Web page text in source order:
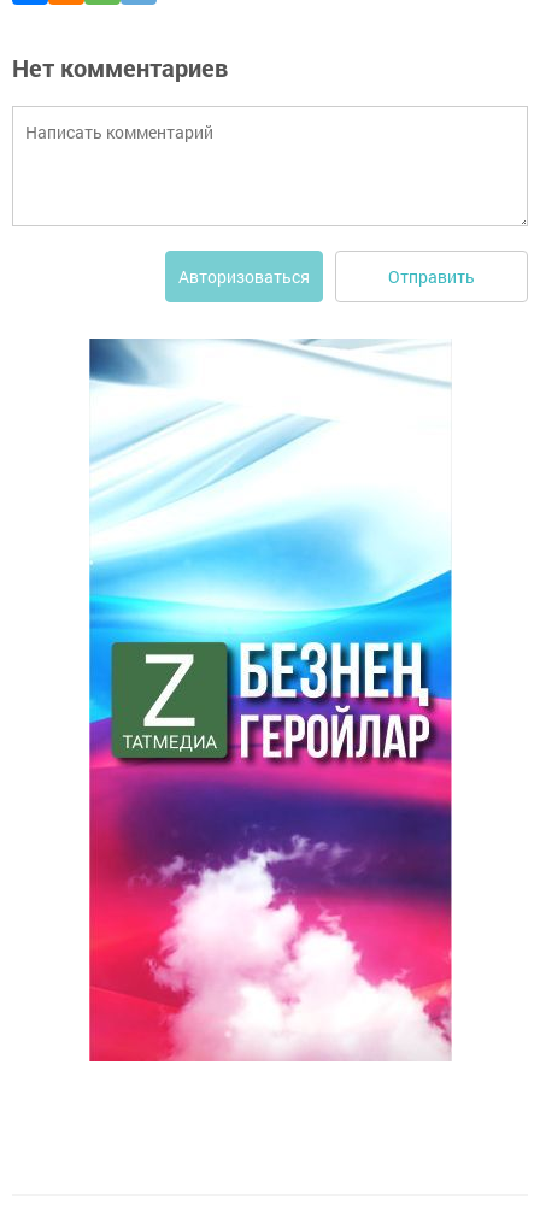
Нет комментариев
Авторизоваться Отправить